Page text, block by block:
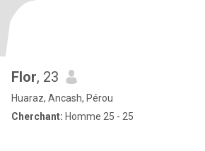
Flor, 23
Huaraz, Ancash, Pérou
Cherchant: Homme 25 - 25